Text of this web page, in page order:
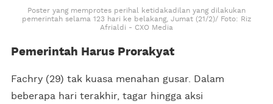
Poster yang memprotes perihal ketidakadilan yang dilakukan
pemerintah selama 123 hari ke belakang, Jumat (21/2)/ Foto: Riz
Afrialdi - CXO Media
Pemerintah Harus Prorakyat
Fachry (29) tak kuasa menahan gusar. Dalam
beberapa hari terakhir, tagar hingga aksi